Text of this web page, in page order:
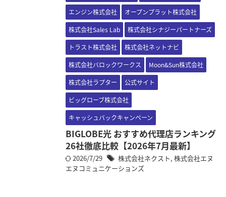
エンジン株式会社 オープンプラット株式会社
株式会社Sales Lab 株式会社シナジーパートナーズ
トラスト株式会社 株式会社ネットナビ
株式会社バロックワークス Moon&Sun株式会社
株式会社ラプター 公式サイト
ビッグローブ株式会社
キャッシュバックキャンペーン
BIGLOBE光 おすすめ代理店ランキング
26社徹底比較【2026年7月最新】
2026/7/29 株式会社ネクスト, 株式会社エヌ
エヌコミュニケーションズ